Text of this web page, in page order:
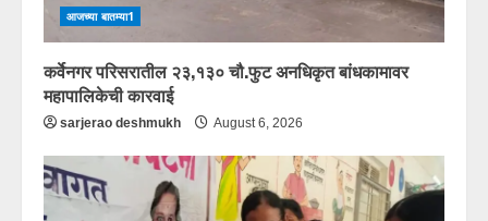
आजच्या बातम्या1
कर्वेनगर परिसरातील २३,१३० चौ.फुट अनधिकृत बांधकामावर
महापालिकेची कारवाई
sarjerao deshmukh August 6, 2026